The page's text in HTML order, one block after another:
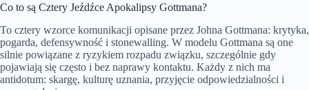
Co to są Cztery Jeźdźce Apokalipsy Gottmana?
To cztery wzorce komunikacji opisane przez Johna Gottmana: krytyka,
pogarda, defensywność i stonewalling. W modelu Gottmana są one
silnie powiązane z ryzykiem rozpadu związku, szczególnie gdy
pojawiają się często i bez naprawy kontaktu. Każdy z nich ma
antidotum: skargę, kulturę uznania, przyjęcie odpowiedzialności i